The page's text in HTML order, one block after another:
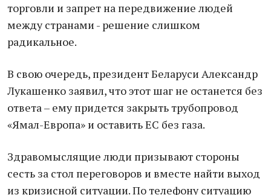
торговли и запрет на передвижение людей
между странами - решение слишком
радикальное.
В свою очередь, президент Беларуси Александр
Лукашенко заявил, что этот шаг не останется без
ответа – ему придется закрыть трубопровод
«Ямал-Европа» и оставить ЕС без газа.
Здравомыслящие люди призывают стороны
сесть за стол переговоров и вместе найти выход
из кризисной ситуации. По телефону ситуацию